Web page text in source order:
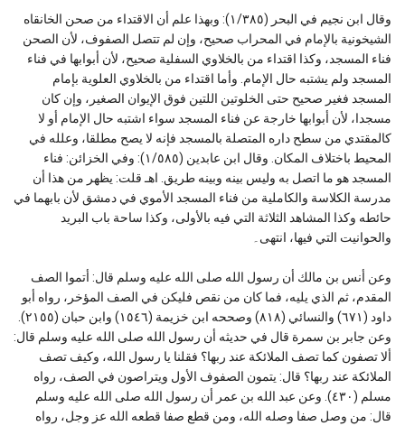
وقال ابن نجيم في البحر (١/٣٨٥): وبهذا علم أن الاقتداء من صحن الخانقاه
الشيخونية بالإمام في المحراب صحيح، وإن لم تتصل الصفوف، لأن الصحن
فناء المسجد، وكذا اقتداء من بالخلاوي السفلية صحيح، لأن أبوابها في فناء
المسجد ولم يشتبه حال الإمام. وأما اقتداء من بالخلاوي العلوية بإمام
المسجد فغير صحيح حتى الخلوتين اللتين فوق الإيوان الصغير، وإن كان
مسجدا، لأن أبوابها خارجة عن فناء المسجد سواء اشتبه حال الإمام أو لا
كالمقتدي من سطح داره المتصلة بالمسجد فإنه لا يصح مطلقا، وعلله في
المحيط باختلاف المكان. وقال ابن عابدين (١/٥٨٥): وفي الخزائن: فناء
المسجد هو ما اتصل به وليس بينه وبينه طريق. اهـ قلت: يظهر من هذا أن
مدرسة الكلاسة والكاملية من فناء المسجد الأموي في دمشق لأن بابهما في
حائطه وكذا المشاهد الثلاثة التي فيه بالأولى، وكذا ساحة باب البريد
والحوانيت التي فيها، انتهى۔
وعن أنس بن مالك أن رسول الله صلى الله عليه وسلم قال: أتموا الصف
المقدم، ثم الذي يليه، فما كان من نقص فليكن في الصف المؤخر، رواه أبو
داود (٦٧١) والنسائي (٨١٨) وصححه ابن خزيمة (١٥٤٦) وابن حبان (٢١٥٥).
وعن جابر بن سمرة قال في حديثه أن رسول الله صلى الله عليه وسلم قال:
ألا تصفون كما تصف الملائكة عند ربها؟ فقلنا يا رسول الله، وكيف تصف
الملائكة عند ربها؟ قال: يتمون الصفوف الأول ويتراصون في الصف، رواه
مسلم (٤٣٠). وعن عبد الله بن عمر أن رسول الله صلى الله عليه وسلم
قال: من وصل صفا وصله الله، ومن قطع صفا قطعه الله عز وجل، رواه